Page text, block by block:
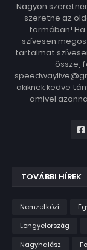
Nagyon
szeretne az
formában!
szívesen
tartalmat
össze,
akiknek kedve
amivel
TOVÁBBI HÍREK
Nemzetközi
Lengyelország
Nagyhalász